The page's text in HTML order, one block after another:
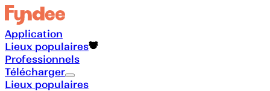
Application
Lieux populaires
Professionnels
Télécharger
Lieux populaires